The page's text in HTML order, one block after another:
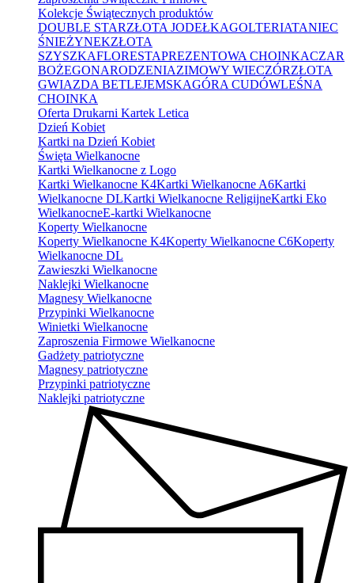
Kolekcje Świątecznych produktów
DOUBLE STARZŁOTA JODEŁKAGOLTERIATANIEC
ŚNIEŻYNEKZŁOTA
SZYSZKAFLORESTAPREZENTOWA CHOINKACZAR
BOŻEGONARODZENIAZIMOWY WIECZÓRZŁOTA
GWIAZDA BETLEJEMSKAGÓRA CUDÓWLEŚNA
CHOINKA
Oferta Drukarni Kartek Letica
Dzień Kobiet
Kartki na Dzień Kobiet
Święta Wielkanocne
Kartki Wielkanocne z Logo
Kartki Wielkanocne K4Kartki Wielkanocne A6Kartki
Wielkanocne DLKartki Wielkanocne ReligijneKartki Eko
WielkanocneE-kartki Wielkanocne
Koperty Wielkanocne
Koperty Wielkanocne K4Koperty Wielkanocne C6Koperty
Wielkanocne DL
Zawieszki Wielkanocne
Naklejki Wielkanocne
Magnesy Wielkanocne
Przypinki Wielkanocne
Winietki Wielkanocne
Zaproszenia Firmowe Wielkanocne
Gadżety patriotyczne
Magnesy patriotyczne
Przypinki patriotyczne
Naklejki patriotyczne